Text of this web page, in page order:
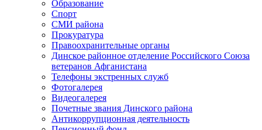
Образование
Спорт
СМИ района
Прокуратура
Правоохранительные органы
Динское районное отделение Российского Союза
ветеранов Афганистана
Телефоны экстренных служб
Фотогалерея
Видеогалерея
Почетные звания Динского района
Антикоррупционная деятельность